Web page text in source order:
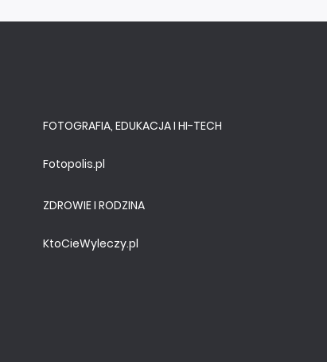
FOTOGRAFIA, EDUKACJA I HI-TECH
Fotopolis.pl
ZDROWIE I RODZINA
KtoCieWyleczy.pl